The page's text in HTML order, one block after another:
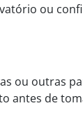
ou
ou outras
de